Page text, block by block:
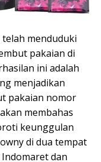
telah menduduki
pakaian di
ini adalah
menjadikan
pakaian nomor
membahas
keunggulan
di dua tempat
dan